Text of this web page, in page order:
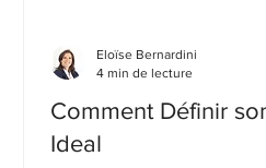
Comment Définir
Ideal
Eloïse Bernardini
4 min de lecture